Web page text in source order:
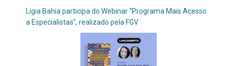
Ligia Bahia participa do Webinar “Programa Mais Acesso
a Especialistas”, realizado pela FGV